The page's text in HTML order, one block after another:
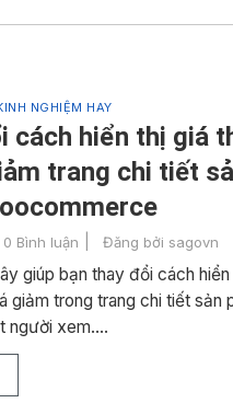
NGHIỆM HAY
cách hiển thị giá
trang chi tiết
0 Bình luận Đăng bởi sagovn
giúp bạn thay đổi cách hiển
giảm trong trang chi tiết sản
người xem....